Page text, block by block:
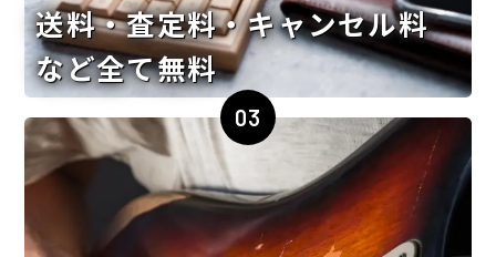
送料・査定料・キャンセル料
など全て無料
03